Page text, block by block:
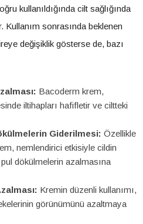
kullanıldığında cilt sağlığında
sonrasında beklenen
değişiklik gösterse de, bazı
Bacoderm krem,
iltihapları hafifletir ve ciltteki
Giderilmesi: Özellikle
nemlendirici etkisiyle cildin
dökülmelerin azalmasına
Kremin düzenli kullanımı,
görünümünü azaltmaya